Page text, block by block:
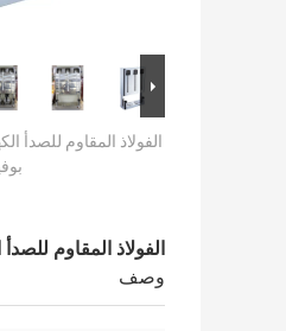
الفولاذ المقاوم للصدأ
بوفيه
الفولاذ المقاوم للصدأ
وصف